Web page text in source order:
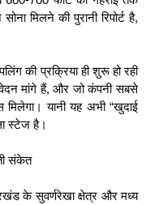
मिलने की पुरानी रिपोर्ट है,
की प्रक्रिया ही शुरू हो रही
मांगे हैं, और जो कंपनी सबसे
यानी यह अभी “खुदाई
स्टेज है।
संकेत
के सुवर्णरेखा क्षेत्र और मध्य